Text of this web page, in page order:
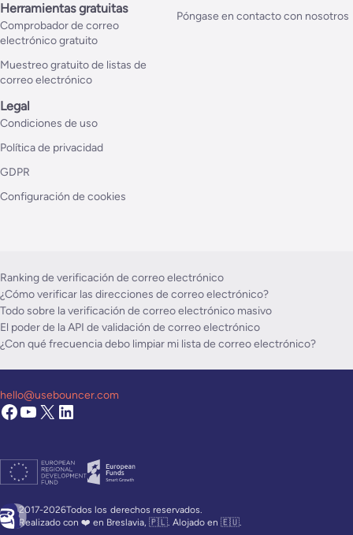
Herramientas gratuitas
Comprobador de correo
electrónico gratuito
Muestreo gratuito de listas de
correo electrónico
Póngase en contacto con nosotros
Legal
Condiciones de uso
Política de privacidad
GDPR
Configuración de cookies
Ranking de verificación de correo electrónico
¿Cómo verificar las direcciones de correo electrónico?
Todo sobre la verificación de correo electrónico masivo
El poder de la API de validación de correo electrónico
¿Con qué frecuencia debo limpiar mi lista de correo electrónico?
2017-2026Todos los derechos reservados.
Realizado con ❤️ en Breslavia, 🇵🇱. Alojado en 🇪🇺.
hello@usebouncer.com